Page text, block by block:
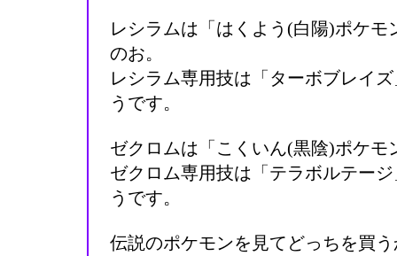
レシラムは「はくよう(白陽)ポケ
のお。
レシラム専用技は「ターボブレイ
うです。
ゼクロムは「こくいん(黒陰)ポケモ
ゼクロム専用技は「テラボルテー
うです。
伝説のポケモンを見てどっちを買